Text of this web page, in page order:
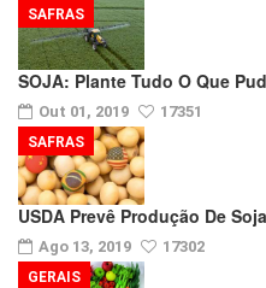
SOJA: Plante Tudo O Que
Out 01, 2019 17351
SAFRAS
USDA Prevê Produção De
Ago 13, 2019 17302
SAFRAS
GERAIS